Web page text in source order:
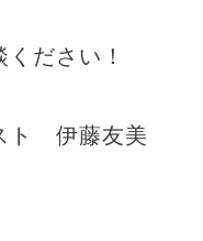
ださい！
ト 伊藤友美